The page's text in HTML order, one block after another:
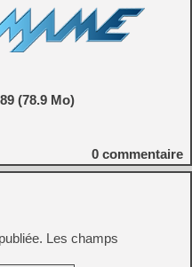
(78.9 Mo)
0 commentaire
Les champs